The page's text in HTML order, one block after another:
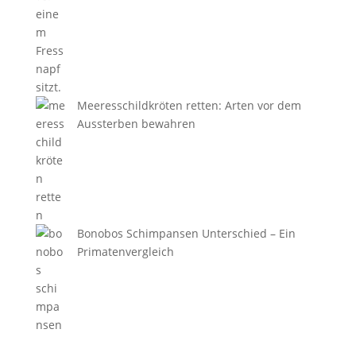
Meeresschildkröten retten: Arten vor dem
Aussterben bewahren
Bonobos Schimpansen Unterschied – Ein
Primatenvergleich